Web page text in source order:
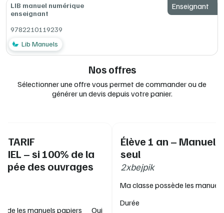
Enseignant
LIB manuel numérique
enseignant
9782210119239
Lib Manuels
Nos offres
Sélectionner une offre vous permet de commander ou de
générer un devis depuis votre panier.
TARIF
– si 100% de la
des ouvrages
les manuels papiers
Oui
Élève 1 an – Manuel
seul
2xbejpik
Ma classe possède les
Durée